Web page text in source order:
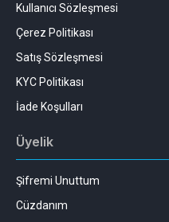
Kullanıcı Sözleşmesi
Çerez Politikası
Satış Sözleşmesi
KYC Politikası
İade Koşulları
Üyelik
Şifremi Unuttum
Cüzdanım